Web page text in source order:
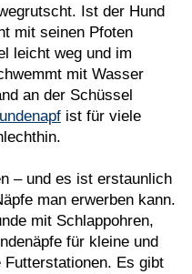
Ist der Hund
mit seinen Pfoten
leicht weg und im
mit Wasser
an der Schüssel
ist für viele
– und es ist erstaunlich
man erwerben kann.
mit Schlappohren,
für kleine und
Es gibt